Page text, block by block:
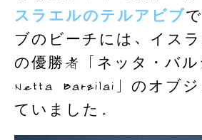
スラエルのテルアビブ
ブのビーチには、イス
の優勝者「ネッタ・バル
Netta Barzilai」のオブ
ていました。